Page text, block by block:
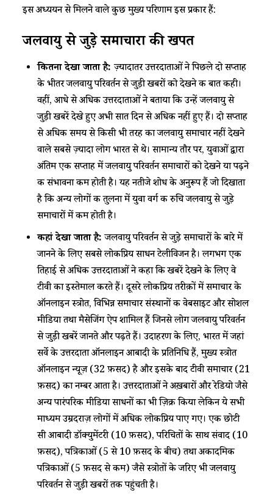
इस अध्ययन से मिलने वाले कुछ मुख्य परिणाम इस प्रकार हैं:
जलवायु से जुड़े समाचारों की खपत
कितना देखा जाता है:ज़्यादातर उत्तरदाताओं ने पिछले दो सप्ताह
के भीतर जलवायु परिवर्तन से जुड़ी खबरों को देखने की बात कही।
वहीं, आधे से अधिक उत्तरदाताओं ने बताया कि उन्हें जलवायु से
जुड़ी खबरें देखे हुए अभी सात दिन से अधिक नहीं हुए हैं। दो सप्ताह
से अधिक समय से किसी भी तरह का जलवायु समाचार नहीं देखने
वाले सबसे ज़्यादा लोग भारत से थे। सामान्य तौर पर, युवाओं द्वारा
अंतिम एक सप्ताह में जलवायु परिवर्तन समाचारों को देखने या पढ़ने
की संभावना कम होती है। यह नतीजे शोध के अनुरूप हैं जो दिखाता
है कि अन्य लोगों की तुलना में युवा वर्ग की रुचि जलवायु से जुड़े
समाचारों में कम होती है।
कहां देखा जाता है:जलवायु परिवर्तन से जुड़े समाचारों के बारे में
जानने के लिए सबसे लोकप्रिय साधन टेलीविजन है। लगभग एक
तिहाई से अधिक उत्तरदाताओं ने कहा कि खबरें देखने के लिए वे
टीवी का इस्तेमाल करते हैं। दूसरे लोकप्रिय तरीक़ों में समाचार के
ऑनलाइन स्त्रोत, विभिन्न समाचार संस्थानों की वेबसाइट और सोशल
मीडिया तथा मैसेजिंग ऐप शामिल हैं जिनसे लोग जलवायु परिवर्तन
से जुड़ी खबरें जानते और पढ़ते हैं। उदाहरण के लिए, भारत में जहां
सर्वे के उत्तरदाता ऑनलाइन आबादी के प्रतिनिधि हैं, मुख्य स्त्रोत
ऑनलाइन न्यूज़ (32 फ़ीसद) है और इसके बाद टीवी समाचार (21
फ़ीसद) का नम्बर आता है। उत्तरदाताओं ने अख़बारों और रेडियो जैसे
अन्य पारंपरिक मीडिया साधनों का भी ज़िक्र किया लेकिन ये सभी
माध्यम उम्रदराज़ लोगों में अधिक लोकप्रिय पाए गए। एक छोटी
सी आबादी डॉक्युमेंटरी (10 फ़ीसद), परिचितों के साथ संवाद (10
फ़ीसद), पत्रिकाओं (5 से 10 फ़ीसद के बीच) तथा अकादमिक
पत्रिकाओं (5 फ़ीसद से कम) जैसे स्त्रोतों के जरिए भी जलवायु
परिवर्तन से जुड़ी खबरों तक पहुंचती है।